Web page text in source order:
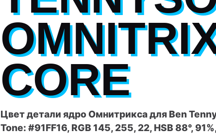
CORE
Цвет детали ядро Омнитрикса для Ben
Tone: #91FF16, RGB 145, 255, 22, HSB 88°,